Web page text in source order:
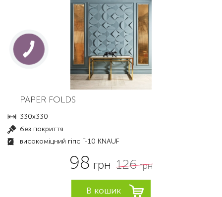
PAPER FOLDS
330х330
без покриття
високоміцний гіпс Г-10 KNAUF
98 грн 126грн